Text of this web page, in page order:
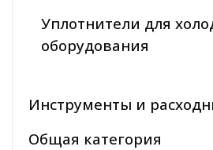
Уплотнители для
оборудования
Инструменты и
Общая категория